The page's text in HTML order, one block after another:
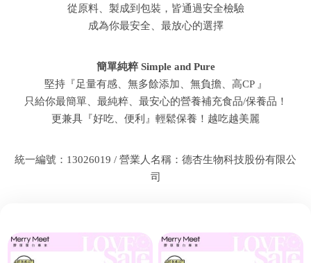
從原料、製成到包裝，皆通過安全檢驗
成為你最安全、最放心的選擇
簡單純粹 Simple and Pure
堅持『足量有感、無多餘添加、無負擔、高CP 』
只給你最簡單、最純粹、最安心的營養補充食品/保養品！
更兼具『好吃、便利』輕鬆保養！越吃越美麗
統一編號：13026019 / 營業人名稱：德杏生物科技股份有限公
司